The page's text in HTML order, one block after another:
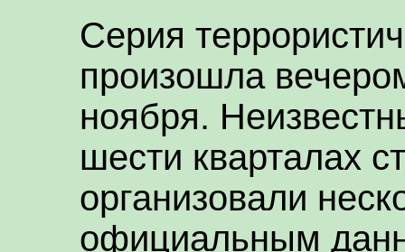
Серия
произошла
ноября.
шести кварталах
организовали
официальным